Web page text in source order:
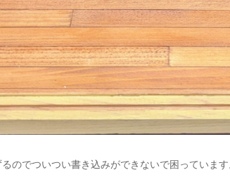
のでついつい書き込みができないで困っています